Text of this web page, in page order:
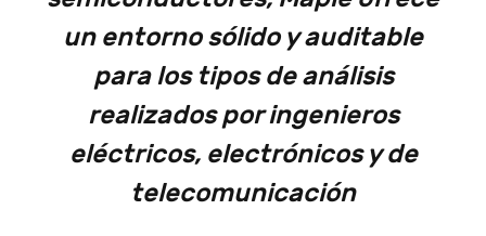
un entorno sólido y auditable
para los tipos de análisis
realizados por ingenieros
eléctricos, electrónicos y de
telecomunicación